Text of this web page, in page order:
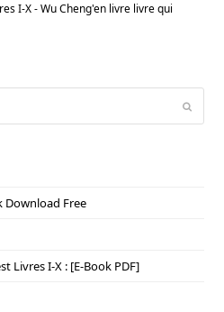
I-X - Wu Cheng'en livre livre qui
Free
Livres I-X : [E-Book PDF]